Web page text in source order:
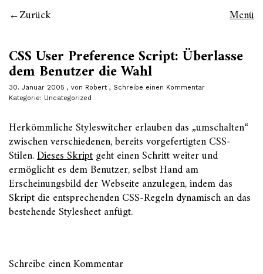
Zurück Menü
CSS User Preference Script: Überlasse
dem Benutzer die Wahl
30. Januar 2005 von Robert
Schreibe einen Kommentar
Kategorie: Uncategorized
Herkömmliche Styleswitcher erlauben das „umschalten“
zwischen verschiedenen, bereits vorgefertigten CSS-
Stilen.Dieses Skriptgeht einen Schritt weiter und
ermöglicht es dem Benutzer, selbst Hand am
Erscheinungsbild der Webseite anzulegen, indem das
Skript die entsprechenden CSS-Regeln dynamisch an das
bestehende Stylesheet anfügt.
Schreibe einen Kommentar